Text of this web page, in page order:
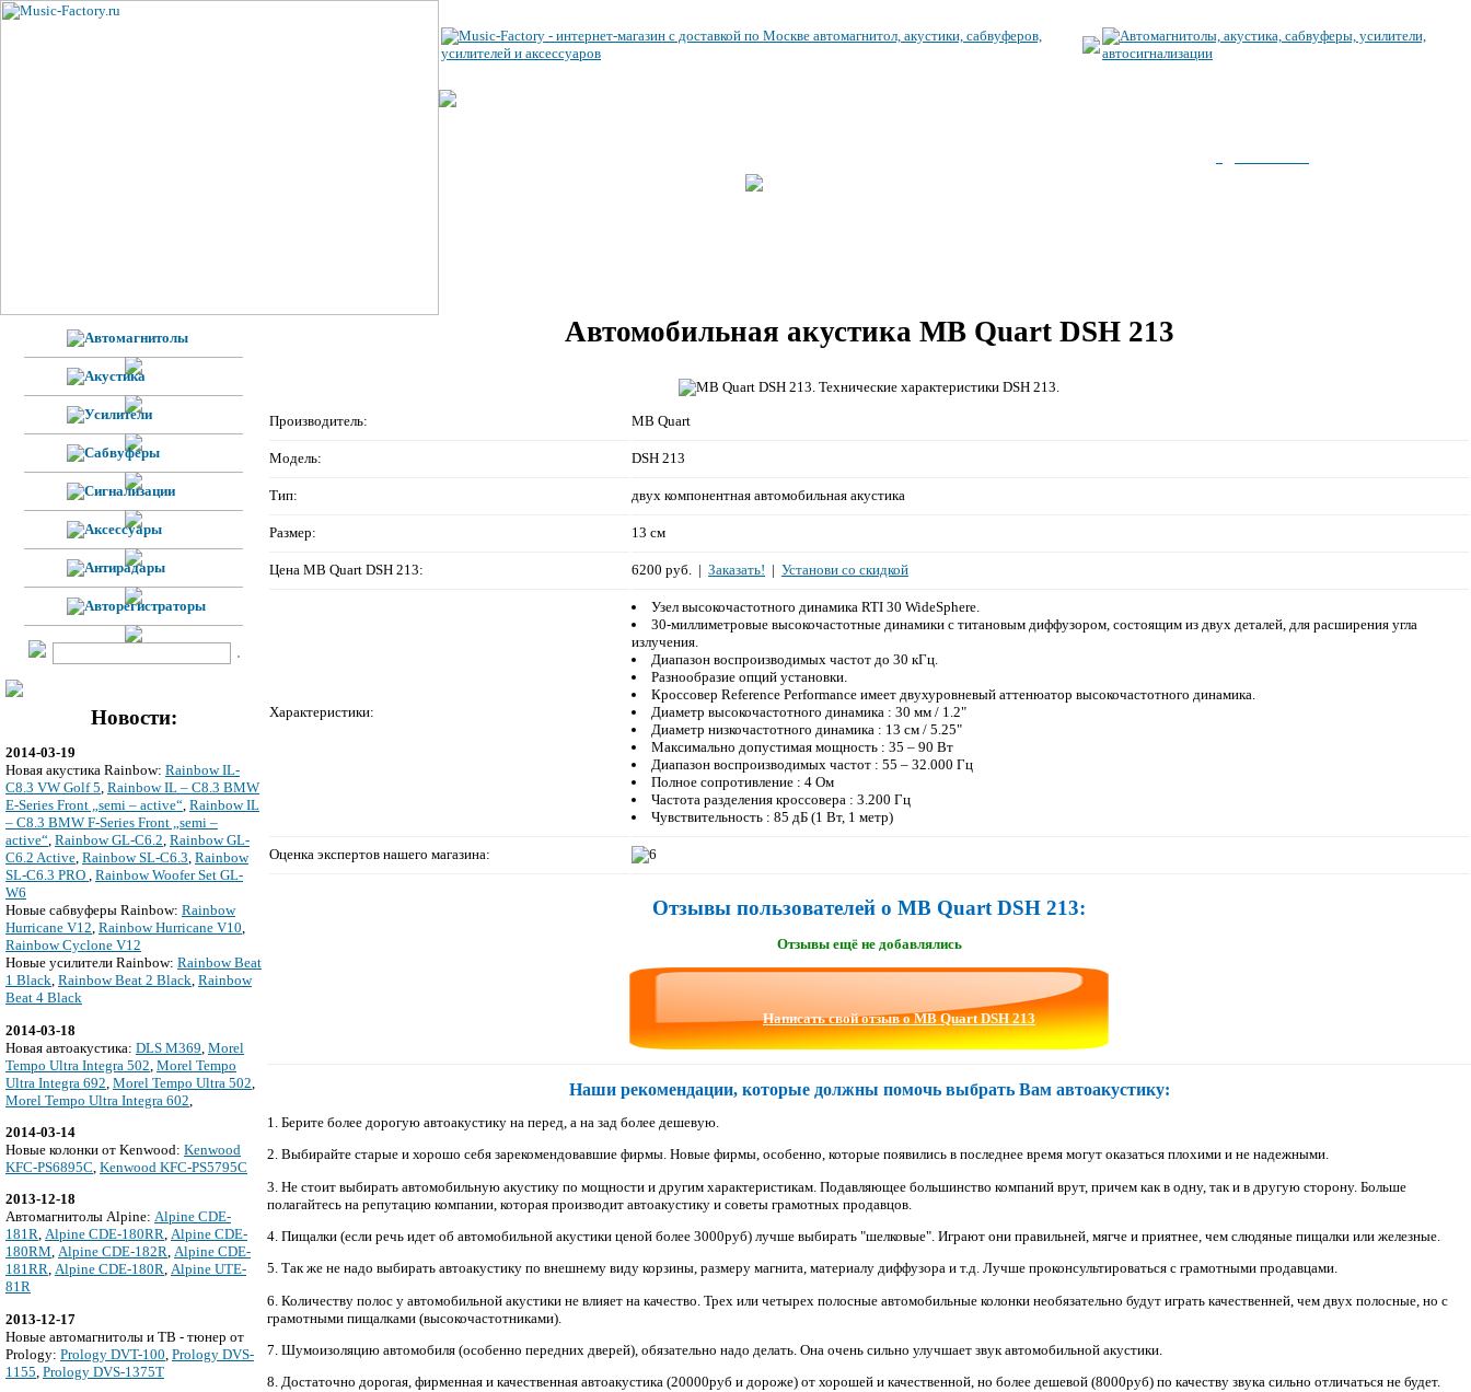
Новости:
2014-03-19
Новая акустика Rainbow: Rainbow IL-
C8.3 VW Golf 5, Rainbow IL – C8.3 BMW
E-Series Front „semi – active“, Rainbow IL
– C8.3 BMW F-Series Front „semi –
active“, Rainbow GL-C6.2, Rainbow GL-
C6.2 Active, Rainbow SL-C6.3, Rainbow
SL-C6.3 PRO , Rainbow Woofer Set GL-
W6
Новые сабвуферы Rainbow: Rainbow
Hurricane V12, Rainbow Hurricane V10,
Rainbow Cyclone V12
Новые усилители Rainbow: Rainbow Beat
1 Black, Rainbow Beat 2 Black, Rainbow
Beat 4 Black
2014-03-18
Новая автоакустика: DLS M369 Morel
Tempo Ultra Integra 502 Morel Tempo
Ultra Integra 692 Morel Tempo Ultra 502
Morel Tempo Ultra Integra 602
2014-03-14
Новые колонки от Kenwood: Kenwood
KFC-PS6895C, Kenwood KFC-PS5795C
2013-12-18
Автомагнитолы Alpine: Alpine CDE-
181R, Alpine CDE-180RR, Alpine CDE-
180RM, Alpine CDE-182R, Alpine CDE-
181RR, Alpine CDE-180R, Alpine UTE-
81R
2013-12-17
Новые автомагнитолы и ТВ - тюнер от
Prology: Prology DVT-100 Prology DVS-
1155 Prology DVS-1375T
Автомобильная акустика MB Quart DSH 213
Производитель: MB Quart
Модель: DSH 213
Тип: двух компонентная автомобильная акустика
Размер: 13 см
Цена MB Quart DSH 213: 6200 руб. | Заказать! | Установи со скидкой
Характеристики:
Узел высокочастотного динамика RTI 30 WideSphere.
30-миллиметровые высокочастотные динамики с титановым диффузором, состоящим из двух деталей, для расширения угла
излучения.
Диапазон воспроизводимых частот до 30 кГц.
Разнообразие опций установки.
Кроссовер Reference Performance имеет двухуровневый аттенюатор высокочастотного динамика.
Диаметр высокочастотного динамика : 30 мм / 1.2"
Диаметр низкочастотного динамика : 13 см / 5.25"
Максимально допустимая мощность : 35 – 90 Вт
Диапазон воспроизводимых частот : 55 – 32.000 Гц
Полное сопротивление : 4 Ом
Частота разделения кроссовера : 3.200 Гц
Чувствительность : 85 дБ (1 Вт, 1 метр)
Оценка экспертов нашего магазина:
Отзывы пользователей о MB Quart DSH 213:
Отзывы ещё не добавлялись
Написать свой отзыв о MB Quart DSH 213
Наши рекомендации, которые должны помочь выбрать Вам автоакустику:
1. Берите более дорогую автоакустику на перед, а на зад более дешевую.
2. Выбирайте старые и хорошо себя зарекомендовавшие фирмы. Новые фирмы, особенно, которые появились в последнее время могут оказаться плохими и не надежными.
3. Не стоит выбирать автомобильную акустику по мощности и другим характеристикам. Подавляющее большинство компаний врут, причем как в одну, так и в другую сторону. Больше
полагайтесь на репутацию компании, которая производит автоакустику и советы грамотных продавцов.
4. Пищалки (если речь идет об автомобильной акустики ценой более 3000руб) лучше выбирать "шелковые". Играют они правильней, мягче и приятнее, чем слюдяные пищалки или железные.
5. Так же не надо выбирать автоакустику по внешнему виду корзины, размеру магнита, материалу диффузора и т.д. Лучше проконсультироваться с грамотными продавцами.
6. Количеству полос у автомобильной акустики не влияет на качество. Трех или четырех полосные автомобильные колонки необязательно будут играть качественней, чем двух полосные, но с
грамотными пищалками (высокочастотниками).
7. Шумоизоляцию автомобиля (особенно передних дверей), обязательно надо делать. Она очень сильно улучшает звук автомобильной акустики.
8. Достаточно дорогая, фирменная и качественная автоакустика (20000руб и дороже) от хорошей и качественной, но более дешевой (8000руб) по качеству звука сильно отличаться не будет.